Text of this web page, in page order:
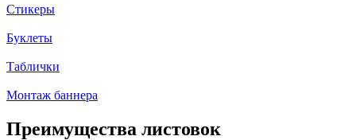
Стикеры
Буклеты
Таблички
Монтаж баннера
Преимущества листовок